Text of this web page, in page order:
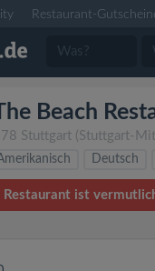
Restaurant-
Beach
Stuttgart (Stuttgart-
Deutsch
Restaurant ist